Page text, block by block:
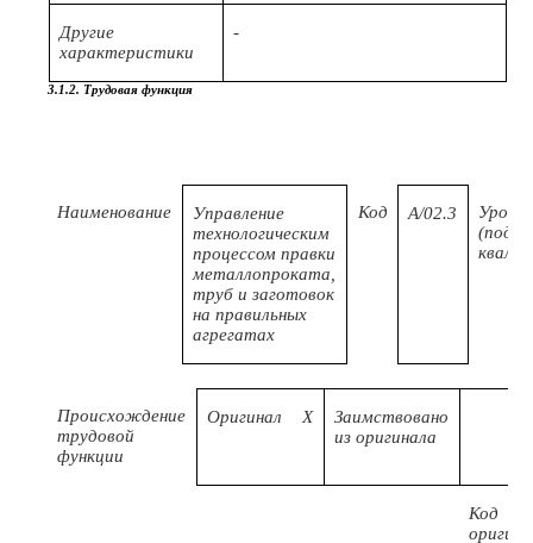
Другие
характеристики
-
3.1.2. Трудовая функция
Наименование
Управление
технологическим
процессом правки
металлопроката,
труб и заготовок
на правильных
агрегатах
Код А/02.3
Происхождение
трудовой
функции
Оригинал X
Заимствовано
из оригинала
Код